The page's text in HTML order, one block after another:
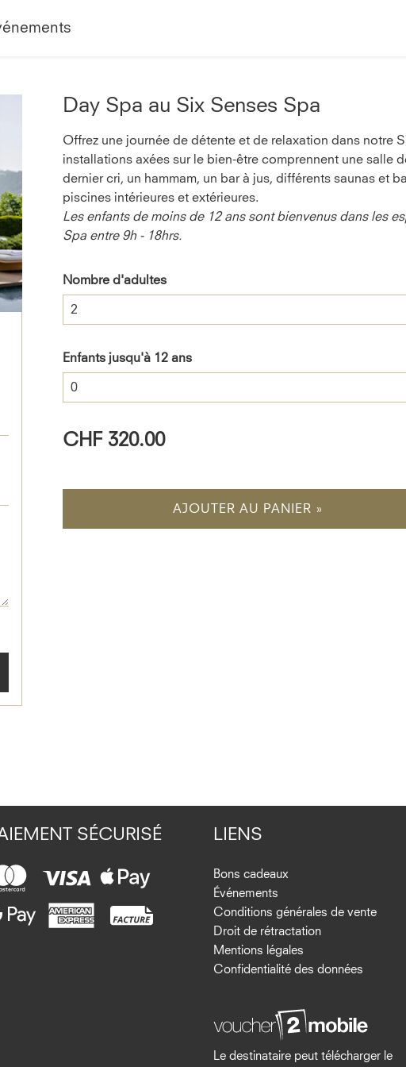
Day Spa au Six Senses Spa
Offrez une journée de détente et de relaxation dans notre
installations axées sur le bien-être comprennent une salle
dernier cri, un hammam, un bar à jus, différents saunas et
piscines intérieures et extérieures.
Les enfants de moins de 12 ans sont bienvenus dans les
Spa entre 9h - 18hrs.
Nombre d'adultes
Enfants jusqu'à 12 ans
CHF 320.00
AJOUTER AU PANIER »
SÉCURISÉ LIENS
Bons cadeaux
Événements
Conditions générales de vente
Droit de rétractation
Mentions légales
Confidentialité des données
Le destinataire peut télécharger le